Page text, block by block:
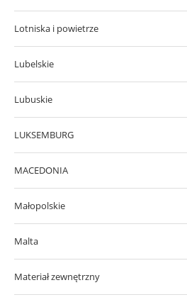
Lotniska i powietrze
Lubelskie
Lubuskie
LUKSEMBURG
MACEDONIA
Małopolskie
Malta
Materiał zewnętrzny